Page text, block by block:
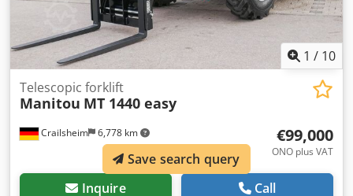
1 / 10
Crailsheim 6,778 km
Telescopic forklift
Manitou MT 1440 easy
€99,000
ONO plus VAT
Inquire Call
Save search query